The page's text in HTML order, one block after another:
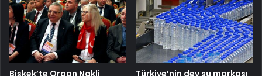
Bişkek’te Organ Nakli
Türkiye’nin dev su markası